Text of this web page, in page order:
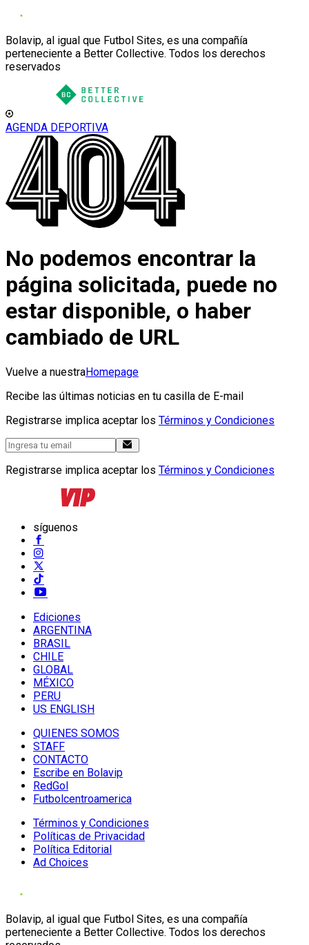
Bolavip, al igual que Futbol Sites, es una compañía
perteneciente a Better Collective. Todos los derechos
reservados
AGENDA DEPORTIVA
No podemos encontrar la
página solicitada, puede no
estar disponible, o haber
cambiado de URL
Vuelve a nuestraHomepage
Recibe las últimas noticias en tu casilla de E-mail
Registrarse implica aceptar los Términos y Condiciones
Registrarse implica aceptar los Términos y Condiciones
síguenos
Ediciones
ARGENTINA
BRASIL
CHILE
GLOBAL
MÉXICO
PERU
US ENGLISH
QUIENES SOMOS
STAFF
CONTACTO
Escribe en Bolavip
RedGol
Futbolcentroamerica
Términos y Condiciones
Políticas de Privacidad
Política Editorial
Ad Choices
Bolavip, al igual que Futbol Sites, es una compañía
perteneciente a Better Collective. Todos los derechos